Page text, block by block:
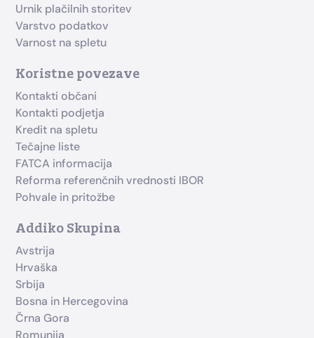
Urnik plačilnih storitev
Varstvo podatkov
Varnost na spletu
Koristne povezave
Kontakti občani
Kontakti podjetja
Kredit na spletu
Tečajne liste
FATCA informacija
Reforma referenčnih vrednosti IBOR
Pohvale in pritožbe
Addiko Skupina
Avstrija
Hrvaška
Srbija
Bosna in Hercegovina
Črna Gora
Romunija